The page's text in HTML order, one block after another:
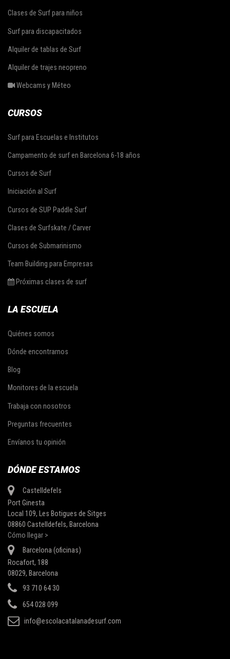
Clases de Surf para niños
Surf para discapacitados
Alquiler de tablas de Surf
Alquiler de trajes neopreno
Webcams y Méteo
CURSOS
Surf para Escuelas e Institutos
Campamento de surf en Barcelona 6-18 años
Cursos de Surf
Iniciación al Surf
Cursos de SUP Paddle Surf
Clases de Surfskate / Carver
Cursos de Submarinismo
Team Building para Empresas
Próximas clases de surf
LA ESCUELA
Quiénes somos
Dónde encontrarnos
Blog
Monitores de la escuela
Trabaja con nosotros
Preguntas frecuentes
Envíanos tu opinión
DÓNDE ESTAMOS
Castelldefels
Port Ginesta
Local 109, Les Botigues de Sitges
08860 Castelldefels, Barcelona
Cómo llegar >
Barcelona (oficinas)
Rocafort, 188
08029, Barcelona
93 710 64 30
654 028 099
info@escolacatalanadesurf.com